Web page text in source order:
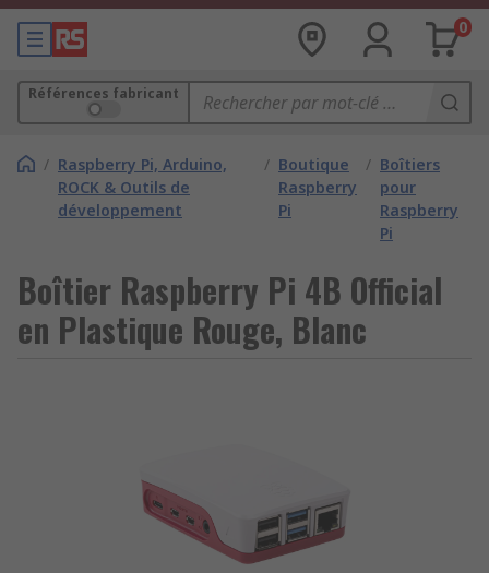
0
Références fabricant
/ Raspberry Pi, Arduino,
ROCK & Outils de
développement
/ Boutique
Raspberry
Pi
/ Boîtiers
pour
Raspberry
Pi
Boîtier Raspberry Pi 4B Official
en Plastique Rouge, Blanc